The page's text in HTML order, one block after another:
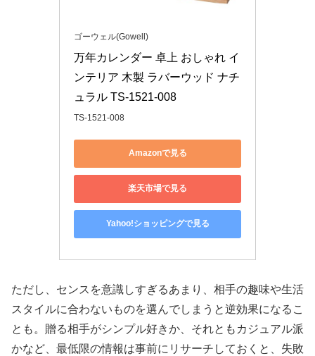
ゴーウェル(Gowell)
万年カレンダー 卓上 おしゃれ イ
ンテリア 木製 ラバーウッド ナチ
ュラル TS-1521-008
TS-1521-008
Amazonで見る
楽天市場で見る
Yahoo!ショッピングで見る
ただし、センスを意識しすぎるあまり、相手の趣味や生活
スタイルに合わないものを選んでしまうと逆効果になるこ
とも。贈る相手がシンプル好きか、それともカジュアル派
かなど、最低限の情報は事前にリサーチしておくと、失敗